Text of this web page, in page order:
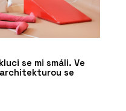
se mi smáli. Ve
se